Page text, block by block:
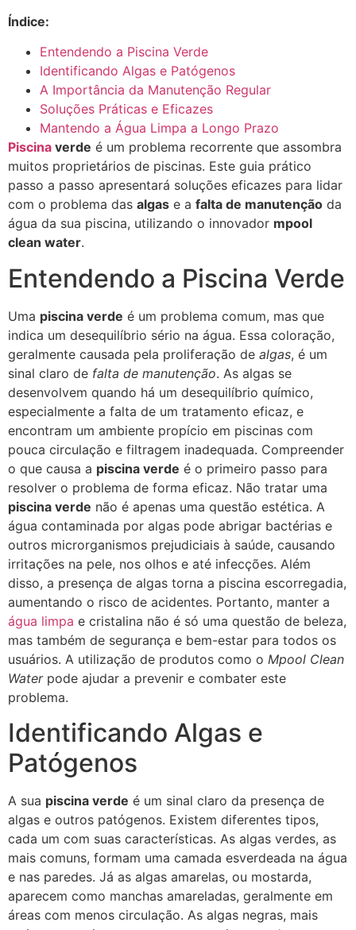
Índice:
Entendendo a Piscina Verde
Identificando Algas e Patógenos
A Importância da Manutenção Regular
Soluções Práticas e Eficazes
Mantendo a Água Limpa a Longo Prazo
Piscina verde é um problema recorrente que assombra
muitos proprietários de piscinas. Este guia prático
passo a passo apresentará soluções eficazes para lidar
com o problema das algas e a falta de manutenção da
água da sua piscina, utilizando o innovador mpool
clean water.
Entendendo a Piscina Verde
Uma piscina verde é um problema comum, mas que
indica um desequilíbrio sério na água. Essa coloração,
geralmente causada pela proliferação de algas, é um
sinal claro de falta de manutenção. As algas se
desenvolvem quando há um desequilíbrio químico,
especialmente a falta de um tratamento eficaz, e
encontram um ambiente propício em piscinas com
pouca circulação e filtragem inadequada. Compreender
o que causa a piscina verde é o primeiro passo para
resolver o problema de forma eficaz. Não tratar uma
piscina verde não é apenas uma questão estética. A
água contaminada por algas pode abrigar bactérias e
outros microrganismos prejudiciais à saúde, causando
irritações na pele, nos olhos e até infecções. Além
disso, a presença de algas torna a piscina escorregadia,
aumentando o risco de acidentes. Portanto, manter a
água limpa e cristalina não é só uma questão de beleza,
mas também de segurança e bem-estar para todos os
usuários. A utilização de produtos como o Mpool Clean
Waterpode ajudar a prevenir e combater este
problema.
Identificando Algas e
Patógenos
A sua piscina verde é um sinal claro da presença de
algas e outros patógenos. Existem diferentes tipos,
cada um com suas características. As algas verdes, as
mais comuns, formam uma camada esverdeada na água
e nas paredes. Já as algas amarelas, ou mostarda,
aparecem como manchas amareladas, geralmente em
áreas com menos circulação. As algas negras, mais